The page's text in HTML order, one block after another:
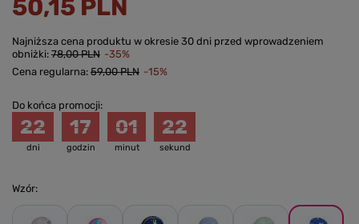
50,15 PLN
Najniższa cena produktu w okresie 30 dni przed wprowadzeniem
obniżki: 78,00 PLN -35%
Cena regularna: 59,00 PLN -15%
Do końca promocji:
dni
22
godzin
17
minut
01
sekund
21
Wzór